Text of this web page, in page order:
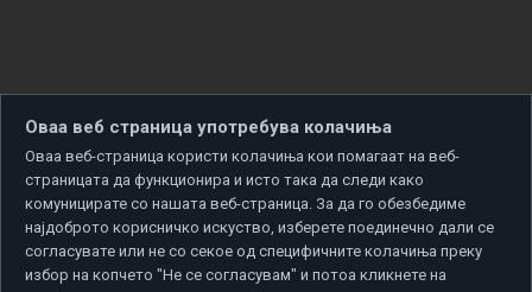
Оваа веб страница употребува колачиња
Оваа веб-страница користи колачиња кои помагаат на веб-
страницата да функционира и исто така да следи како
комуницирате со нашата веб-страница. За да го обезбедиме
најдоброто корисничко искуство, изберете поединечно дали се
согласувате или не со секое од специфичните колачиња преку
избор на копчето "Не се согласувам" и потоа кликнете на